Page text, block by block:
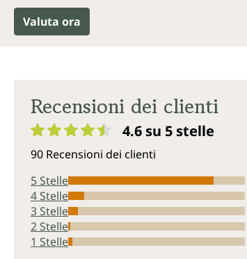
Valuta ora
Recensioni dei clienti
4.6 su 5 stelle
90 Recensioni dei clienti
5 Stelle
4 Stelle
3 Stelle
2 Stelle
1 Stelle